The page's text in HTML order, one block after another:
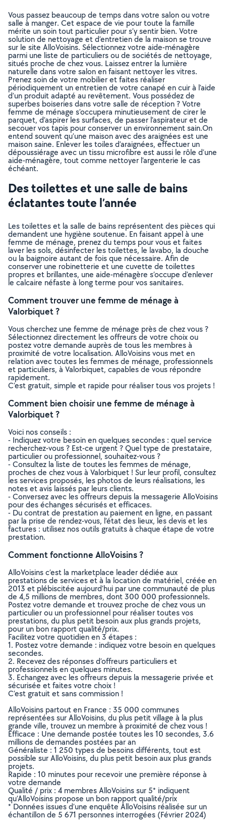
Vous passez beaucoup de temps dans votre salon ou votre
salle à manger. Cet espace de vie pour toute la famille
mérite un soin tout particulier pour s’y sentir bien. Votre
solution de nettoyage et d’entretien de la maison se trouve
sur le site AlloVoisins. Sélectionnez votre aide-ménagère
parmi une liste de particuliers ou de sociétés de nettoyage,
situés proche de chez vous. Laissez entrer la lumière
naturelle dans votre salon en faisant nettoyer les vitres.
Prenez soin de votre mobilier et faites réaliser
périodiquement un entretien de votre canapé en cuir à l’aide
d’un produit adapté au revêtement. Vous possédez de
superbes boiseries dans votre salle de réception ? Votre
femme de ménage s’occupera minutieusement de cirer le
parquet, d’aspirer les surfaces, de passer l’aspirateur et de
secouer vos tapis pour conserver un environnement sain.On
entend souvent qu’une maison avec des araignées est une
maison saine. Enlever les toiles d’araignées, effectuer un
dépoussiérage avec un tissu microfibre est aussi le rôle d’une
aide-ménagère, tout comme nettoyer l’argenterie le cas
échéant.
Des toilettes et une salle de bains
éclatantes toute l’année
Les toilettes et la salle de bains représentent des pièces qui
demandent une hygiène soutenue. En faisant appel à une
femme de ménage, prenez du temps pour vous et faites
laver les sols, désinfecter les toilettes, le lavabo, la douche
ou la baignoire autant de fois que nécessaire. Afin de
conserver une robinetterie et une cuvette de toilettes
propres et brillantes, une aide-ménagère s’occupe d’enlever
le calcaire néfaste à long terme pour vos sanitaires.
Comment trouver une femme de ménage à
Valorbiquet ?
Vous cherchez une femme de ménage près de chez vous ?
Sélectionnez directement les offreurs de votre choix ou
postez votre demande auprès de tous les membres à
proximité de votre localisation. AlloVoisins vous met en
relation avec toutes les femmes de ménage, professionnels
et particuliers, à Valorbiquet, capables de vous répondre
rapidement.
C’est gratuit, simple et rapide pour réaliser tous vos projets !
Comment bien choisir une femme de ménage à
Valorbiquet ?
Voici nos conseils :
- Indiquez votre besoin en quelques secondes : quel service
recherchez-vous ? Est-ce urgent ? Quel type de prestataire,
particulier ou professionnel, souhaitez-vous ?
- Consultez la liste de toutes les femmes de ménage,
proches de chez vous à Valorbiquet ! Sur leur profil, consultez
les services proposés, les photos de leurs réalisations, les
notes et avis laissés par leurs clients.
- Conversez avec les offreurs depuis la messagerie AlloVoisins
pour des échanges sécurisés et efficaces.
- Du contrat de prestation au paiement en ligne, en passant
par la prise de rendez-vous, l’état des lieux, les devis et les
factures : utilisez nos outils gratuits à chaque étape de votre
prestation.
Comment fonctionne AlloVoisins ?
AlloVoisins c’est la marketplace leader dédiée aux
prestations de services et à la location de matériel, créée en
2013 et plébiscitée aujourd’hui par une communauté de plus
de 4,5 millions de membres, dont 300 000 professionnels.
Postez votre demande et trouvez proche de chez vous un
particulier ou un professionnel pour réaliser toutes vos
prestations, du plus petit besoin aux plus grands projets,
pour un bon rapport qualité/prix.
Facilitez votre quotidien en 3 étapes :
1. Postez votre demande : indiquez votre besoin en quelques
secondes.
2. Recevez des réponses d’offreurs particuliers et
professionnels en quelques minutes.
3. Echangez avec les offreurs depuis la messagerie privée et
sécurisée et faites votre choix !
C’est gratuit et sans commission !
AlloVoisins partout en France : 35 000 communes
représentées sur AlloVoisins, du plus petit village à la plus
grande ville, trouvez un membre à proximité de chez vous !
Efficace : Une demande postée toutes les 10 secondes, 3.6
millions de demandes postées par an
Généraliste : 1 250 types de besoins différents, tout est
possible sur AlloVoisins, du plus petit besoin aux plus grands
projets.
Rapide : 10 minutes pour recevoir une première réponse à
votre demande
Qualité / prix : 4 membres AlloVoisins sur 5* indiquent
qu’AlloVoisins propose un bon rapport qualité/prix
* Données issues d’une enquête AlloVoisins réalisée sur un
échantillon de 5 671 personnes interrogées (Février 2024)